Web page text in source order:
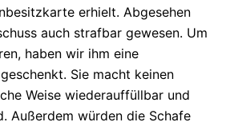
erhielt. Abgesehen
auch strafbar gewesen. Um
haben wir ihm eine
Sie macht keinen
Weise wiederauffüllbar und
Außerdem würden die Schafe